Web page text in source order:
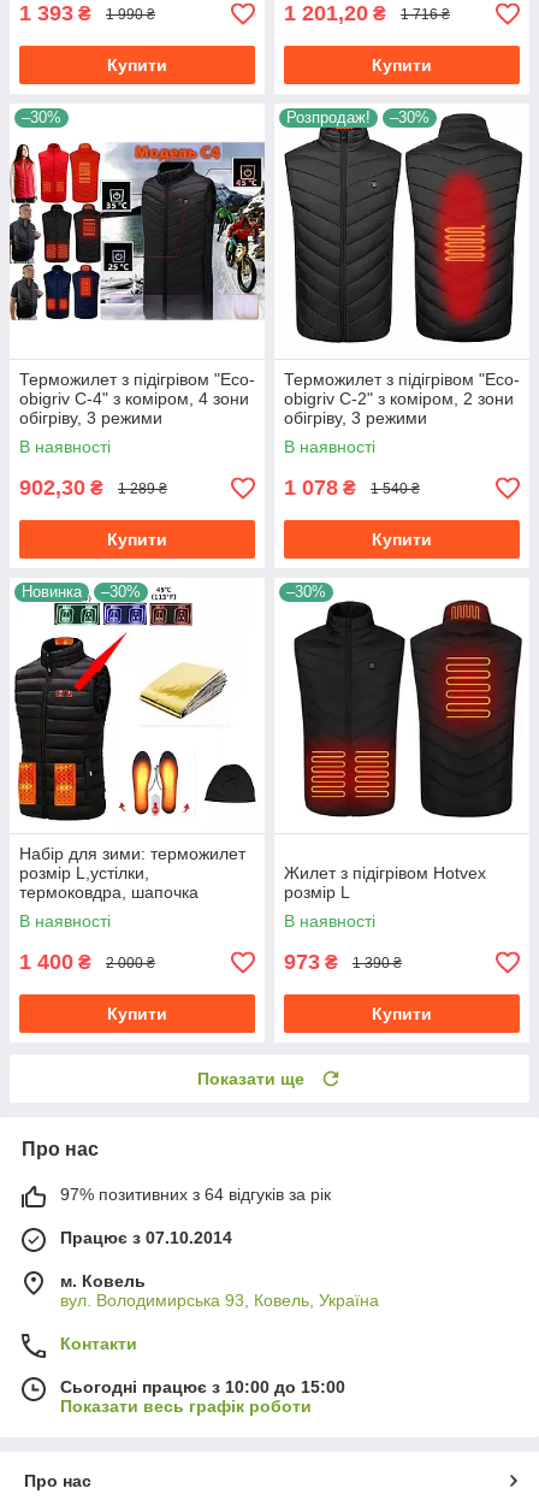
1 393 ₴ 1 990 ₴
Купити
1 201,20 ₴ 1 716 ₴
Купити
–30%
Терможилет з підігрівом "Eco-
obigriv C-4" з коміром, 4 зони
обігріву, 3 режими
регулювання температури
25-45 °C B M
В наявності
902,30 ₴ 1 289 ₴
Купити
Розпродаж! –30%
Терможилет з підігрівом "Eco-
obigriv C-2" з коміром, 2 зони
обігріву, 3 режими
регулювання температури B
L
В наявності
1 078 ₴ 1 540 ₴
Купити
Новинка –30%
Набір для зими: терможилет
розмір L,устілки,
термоковдра, шапочка
В наявності
1 400 ₴ 2 000 ₴
Купити
–30%
Жилет з підігрівом Hotvex
розмір L
В наявності
973 ₴ 1 390 ₴
Купити
Показати ще
Про нас
97% позитивних з 64 відгуків за рік
Працює з 07.10.2014
м. Ковель
вул. Володимирська 93, Ковель, Україна
Контакти
Сьогодні працює з 10:00 до 15:00
Показати весь графік роботи
Про нас